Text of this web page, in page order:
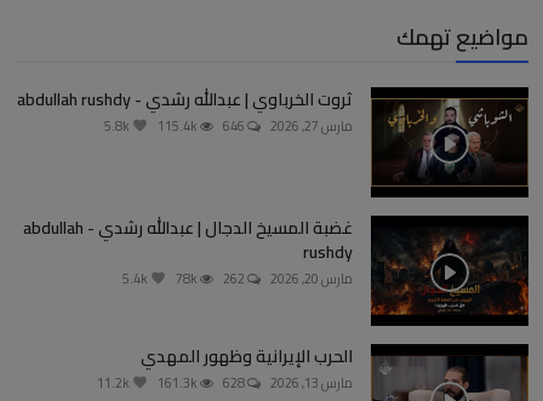
مواضيع تهمك
ثروت الخرباوي | عبدالله رشدي - abdullah rushdy
مارس 27, 2026
غضبة المسيخ الدجال | عبدالله رشدي - abdullah
rushdy
مارس 20, 2026
الحرب الإيرانية وظهور المهدي
مارس 13, 2026